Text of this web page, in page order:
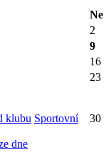
Ne
2
9
16
23
klubu Sportovní
dne
30